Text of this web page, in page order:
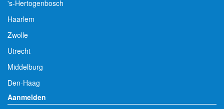
's-Hertogenbosch
Haarlem
Zwolle
Utrecht
Middelburg
Den-Haag
Aanmelden